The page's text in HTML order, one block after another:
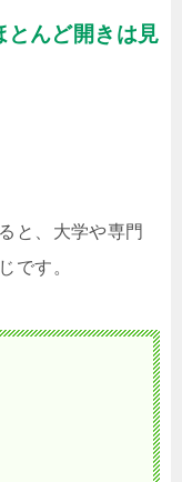
とんど開きは見
と、大学や専門
です。